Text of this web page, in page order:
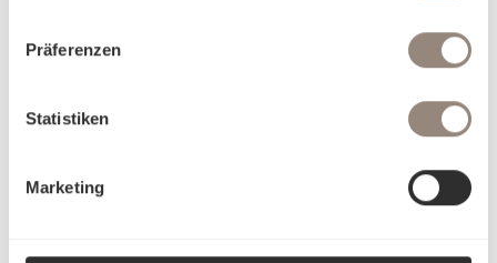
Präferenzen
Statistiken
Marketing
Besonders angenehmes Schlafgefühl
Farbbrillanz für lebendige Farben
Atmungsaktiv, temperaturregulierend